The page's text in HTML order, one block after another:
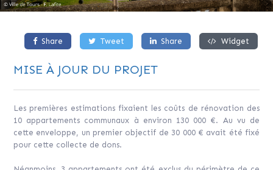
Share Tweet Share Widget
MISE À JOUR DU PROJET
Les premières estimations fixaient les coûts de rénovation des
10 appartements communaux à environ 130 000 €. Au vu de
cette enveloppe, un premier objectif de 30 000 € avait été fixé
pour cette collecte de dons.